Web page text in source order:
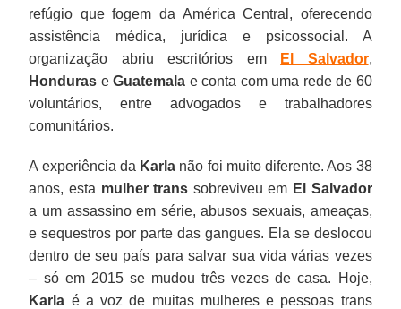
refúgio que fogem da América Central, oferecendo
assistência médica, jurídica e psicossocial. A
organização abriu escritórios em
El Salvador,
Honduras eGuatemala e conta com uma rede de 60
voluntários, entre advogados e trabalhadores
comunitários.
A experiência da Karla não foi muito diferente. Aos 38
anos, esta mulher trans sobreviveu em El Salvador
a um assassino em série, abusos sexuais, ameaças,
e sequestros por parte das gangues. Ela se deslocou
dentro de seu país para salvar sua vida várias vezes
– só em 2015 se mudou três vezes de casa. Hoje,
Karla é a voz de muitas mulheres e pessoas trans